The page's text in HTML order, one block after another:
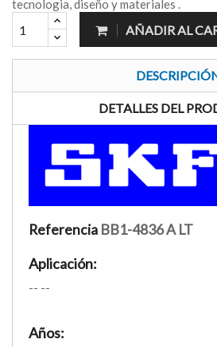
tecnologia, diseño y materiales .
AÑADIR AL
DETALLES DEL
Referencia BB1-4836 A LT
Aplicación:
-- --
Años: